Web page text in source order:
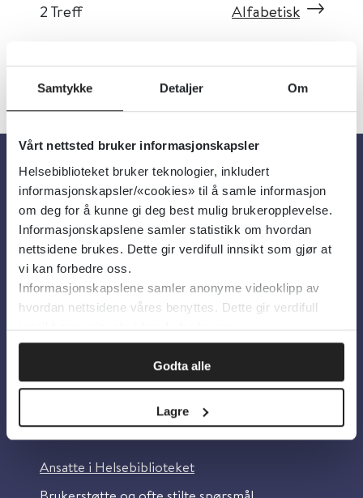
Samtykke Detaljer Om
Vårt nettsted bruker informasjonskapsler
Helsebiblioteket bruker teknologier, inkludert
informasjonskapsler/«cookies» til å samle informasjon
om deg for å kunne gi deg best mulig brukeropplevelse.
Informasjonskapslene samler statistikk om hvordan
nettsidene brukes. Dette gir verdifull innsikt som gjør at
vi kan forbedre oss.
Informasjonskapslene samler anonyme videoklipp av
hvordan nettsidene våres benyttes. Dette gir verdifull
innsikt som gjør at vi kan forbedre oss.
Godta alle
Lagre
2 Treff Alfabetisk
Om oss
Om Helsebiblioteket
Personvern og informasjonskapsler
Tilgjengelighetserklæring
Information in English
Ansatte i Helsebiblioteket